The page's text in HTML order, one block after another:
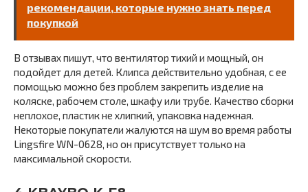
рекомендации, которые нужно знать перед
покупкой
В отзывах пишут, что вентилятор тихий и мощный, он
подойдет для детей. Клипса действительно удобная, с ее
помощью можно без проблем закрепить изделие на
коляске, рабочем столе, шкафу или трубе. Качество сборки
неплохое, пластик не хлипкий, упаковка надежная.
Некоторые покупатели жалуются на шум во время работы
Lingsfire WN-0628, но он присутствует только на
максимальной скорости.